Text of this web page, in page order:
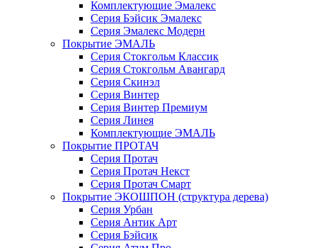
Комплектующие Эмалекс
Серия Бэйсик Эмалекс
Серия Эмалекс Модерн
Покрытие ЭМАЛЬ
Серия Стокгольм Классик
Серия Стокгольм Авангард
Серия Скинэл
Серия Винтер
Серия Винтер Премиум
Серия Линея
Комплектующие ЭМАЛЬ
Покрытие ПРОТАЧ
Серия Протач
Серия Протач Некст
Серия Протач Смарт
Покрытие ЭКОШПОН (структура дерева)
Серия Урбан
Серия Антик Арт
Серия Бэйсик